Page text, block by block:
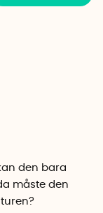
den bara
måste den